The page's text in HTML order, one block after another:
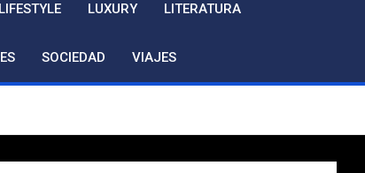
LIFESTYLE LUXURY LITERATURA
SOCIEDAD VIAJES